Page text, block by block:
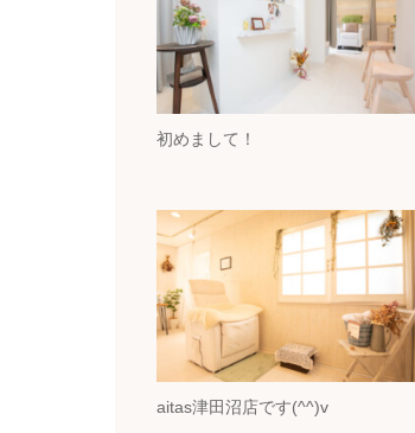
初めまして！
aitas津田沼店です(^^)v